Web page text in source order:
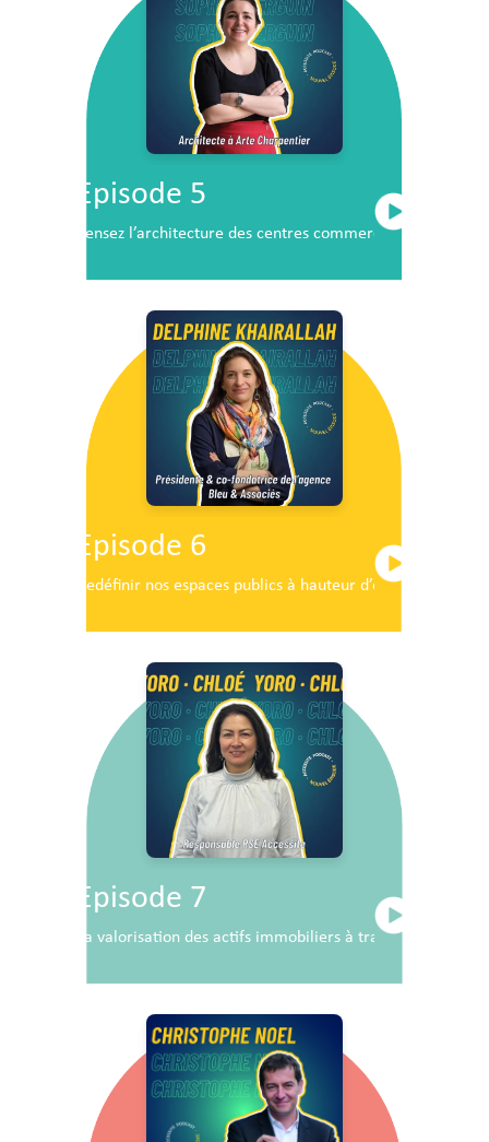
Episode 5
Pensez l’architecture des centres commerciaux de demain
Episode 6
Redéfinir nos espaces publics à hauteur d’enfants
Episode 7
La valorisation des actifs immobiliers à travers la RSE